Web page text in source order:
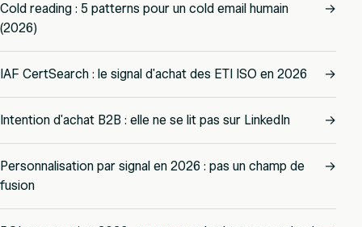
Cold reading : 5 patterns pour un cold email humain
(2026)
→
IAF CertSearch : le signal d'achat des ETI ISO en 2026 →
Intention d'achat B2B : elle ne se lit pas sur LinkedIn →
Personnalisation par signal en 2026 : pas un champ de
fusion
→